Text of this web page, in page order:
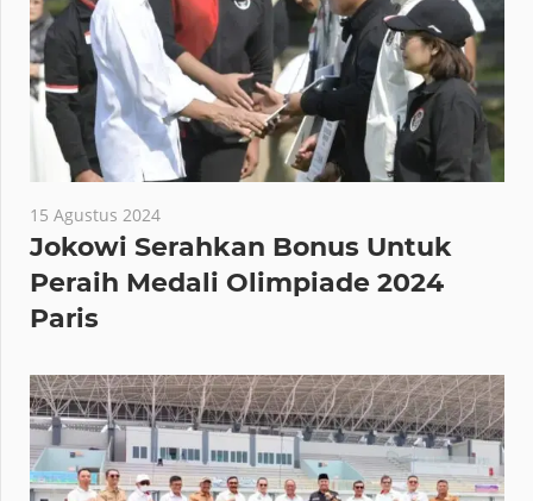
15 Agustus 2024
Jokowi Serahkan Bonus Untuk
Peraih Medali Olimpiade 2024
Paris